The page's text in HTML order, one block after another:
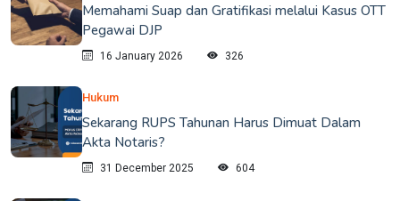
Memahami Suap dan Gratifikasi melalui Kasus OTT
Pegawai DJP
16 January 2026 326
Hukum
Sekarang RUPS Tahunan Harus Dimuat Dalam
Akta Notaris?
31 December 2025 604